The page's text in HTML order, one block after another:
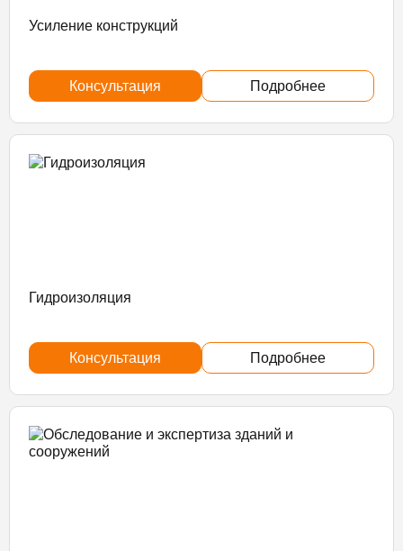
Усиление конструкций
Консультация Подробнее
Гидроизоляция
Консультация Подробнее